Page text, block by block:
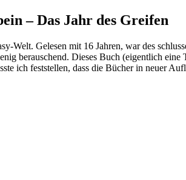
– Das Jahr des Greifen
Welt. Gelesen mit 16 Jahren, war des
berauschend. Dieses Buch (eigentlich
ich feststellen, dass die Bücher in neuer